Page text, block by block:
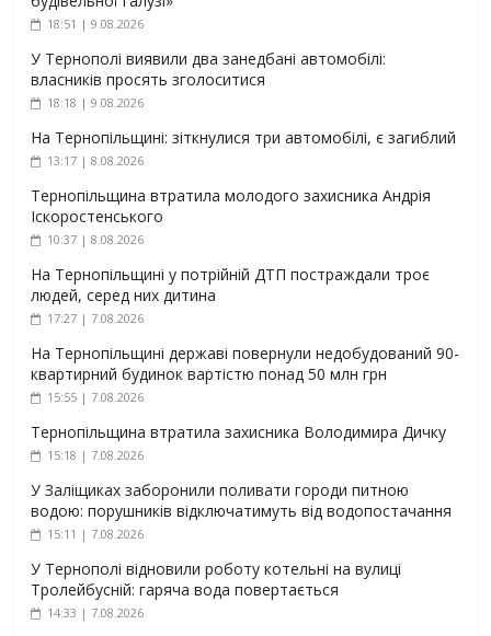
18:51 | 9.08.2026
У Тернополі виявили два занедбані автомобілі:
власників просять зголоситися
18:18 | 9.08.2026
На Тернопільщині: зіткнулися три автомобілі, є загиблий
13:17 | 8.08.2026
Тернопільщина втратила молодого захисника Андрія
Іскоростенського
10:37 | 8.08.2026
На Тернопільщині у потрійній ДТП постраждали троє
людей, серед них дитина
17:27 | 7.08.2026
На Тернопільщині державі повернули недобудований 90-
квартирний будинок вартістю понад 50 млн грн
15:55 | 7.08.2026
Тернопільщина втратила захисника Володимира Дичку
15:18 | 7.08.2026
У Заліщиках заборонили поливати городи питною
водою: порушників відключатимуть від водопостачання
15:11 | 7.08.2026
У Тернополі відновили роботу котельні на вулиці
Тролейбусній: гаряча вода повертається
14:33 | 7.08.2026